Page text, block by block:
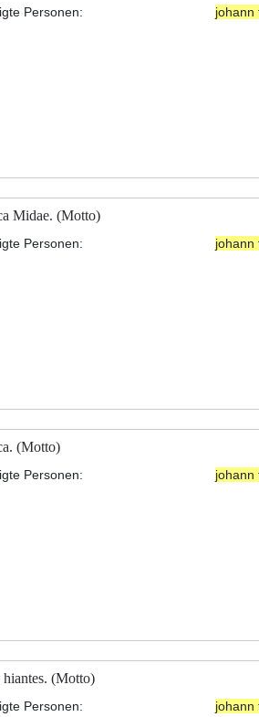
Personen: johann
Midae. (Motto)
Personen: johann
(Motto)
Personen: johann
hiantes. (Motto)
Personen: johann